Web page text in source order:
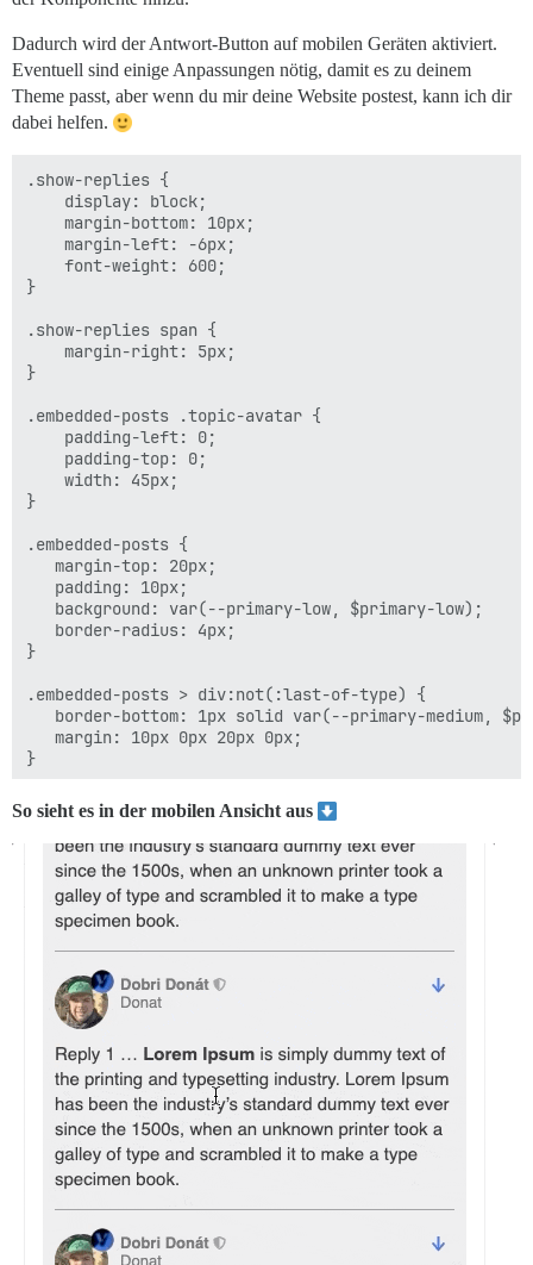
Dadurch wird der Antwort-Button auf mobilen Geräten aktiviert.
Eventuell sind einige Anpassungen nötig, damit es zu deinem
Theme passt, aber wenn du mir deine Website postest, kann ich dir
dabei helfen.
.show-replies {
    display: block;
    margin-bottom: 10px;
    margin-left: -6px;
    font-weight: 600;
}
.show-replies span {
    margin-right: 5px;
}
.embedded-posts .topic-avatar {
    padding-left: 0;
    padding-top: 0;
    width: 45px;
}
.embedded-posts {
   margin-top: 20px;
   padding: 10px;
   background: var(--primary-low, $primary-low);
   border-radius: 4px;
}
.embedded-posts > div:not(:last-of-type) {
border-bottom: 1px solid var(--primary-medium,
   margin: 10px 0px 20px 0px;
}
.embedded-posts .topic-body .cooked {
    display: inline-block;
    margin-top: 10px;
So sieht es in der mobilen Ansicht aus